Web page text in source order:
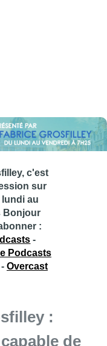
c'est
sur
lundi au
Bonjour
:
-
Podcasts
Overcast